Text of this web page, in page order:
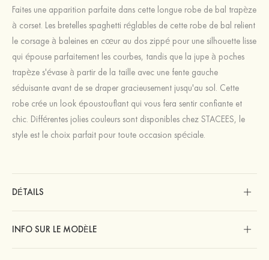
Faites une apparition parfaite dans cette longue robe de bal trapèze
à corset. Les bretelles spaghetti réglables de cette robe de bal relient
le corsage à baleines en cœur au dos zippé pour une silhouette lisse
qui épouse parfaitement les courbes, tandis que la jupe à poches
trapèze s'évase à partir de la taille avec une fente gauche
séduisante avant de se draper gracieusement jusqu'au sol. Cette
robe crée un look époustouflant qui vous fera sentir confiante et
chic. Différentes jolies couleurs sont disponibles chez STACEES, le
style est le choix parfait pour toute occasion spéciale.
DÉTAILS
INFO SUR LE MODÈLE